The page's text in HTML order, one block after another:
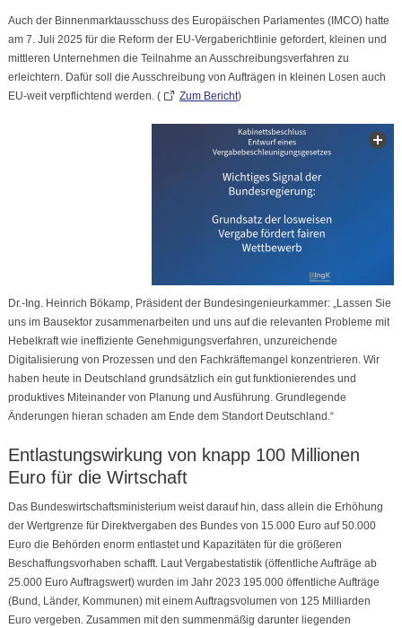
Auch der Binnenmarktausschuss des Europäischen Parlamentes (IMCO) hatte
am 7. Juli 2025 für die Reform der EU-Vergaberichtlinie gefordert, kleinen und
mittleren Unternehmen die Teilnahme an Ausschreibungsverfahren zu
erleichtern. Dafür soll die Ausschreibung von Aufträgen in kleinen Losen auch
EU-weit verpflichtend werden. (
Zum Bericht)
Dr.-Ing. Heinrich Bökamp, Präsident der Bundesingenieurkammer: „Lassen Sie
uns im Bausektor zusammenarbeiten und uns auf die relevanten Probleme mit
Hebelkraft wie ineffiziente Genehmigungsverfahren, unzureichende
Digitalisierung von Prozessen und den Fachkräftemangel konzentrieren. Wir
haben heute in Deutschland grundsätzlich ein gut funktionierendes und
produktives Miteinander von Planung und Ausführung. Grundlegende
Änderungen hieran schaden am Ende dem Standort Deutschland.“
Entlastungswirkung von knapp 100 Millionen
Euro für die Wirtschaft
Das Bundeswirtschaftsministerium weist darauf hin, dass allein die Erhöhung
der Wertgrenze für Direktvergaben des Bundes von 15.000 Euro auf 50.000
Euro die Behörden enorm entlastet und Kapazitäten für die größeren
Beschaffungsvorhaben schafft. Laut Vergabestatistik (öffentliche Aufträge ab
25.000 Euro Auftragswert) wurden im Jahr 2023 195.000 öffentliche Aufträge
(Bund, Länder, Kommunen) mit einem Auftragsvolumen von 125 Milliarden
Euro vergeben. Zusammen mit den summenmäßig darunter liegenden